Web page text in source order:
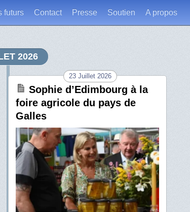
futurs Contact Presse Soutien A propos
2026
23 Juillet 2026
Sophie d’Edimbourg à la
foire agricole du pays de
Galles